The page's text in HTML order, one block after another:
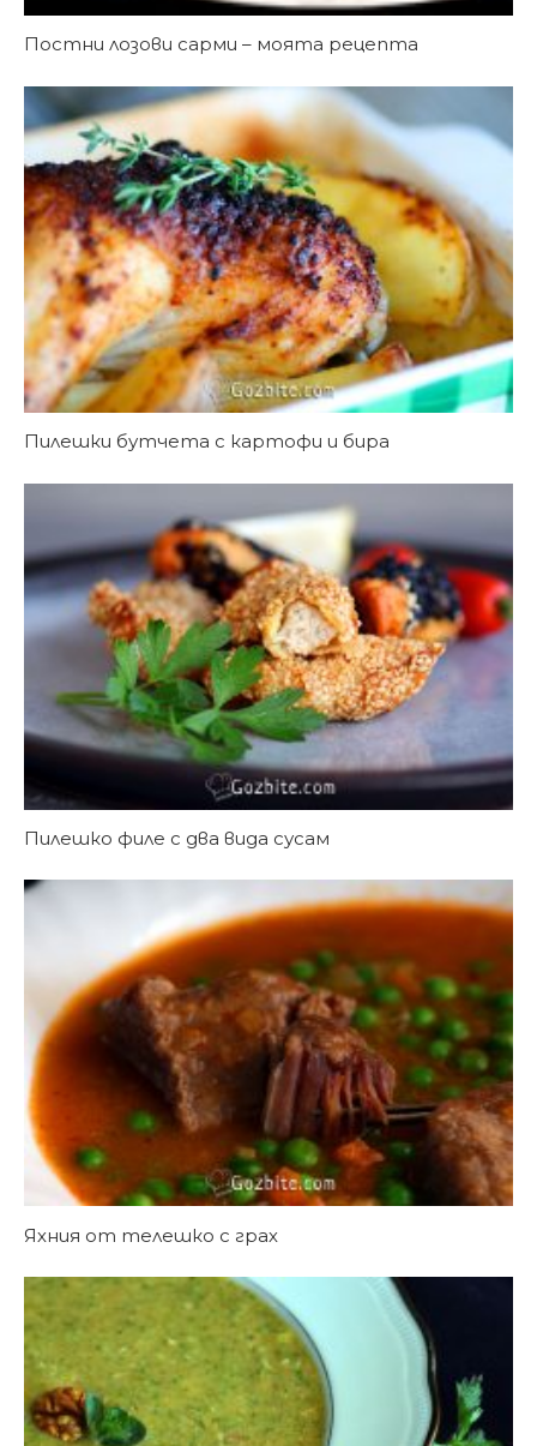
Постни лозови сарми – моята рецепта
Пилешки бутчета с картофи и бира
Пилешко филе с два вида сусам
Яхния от телешко с грах